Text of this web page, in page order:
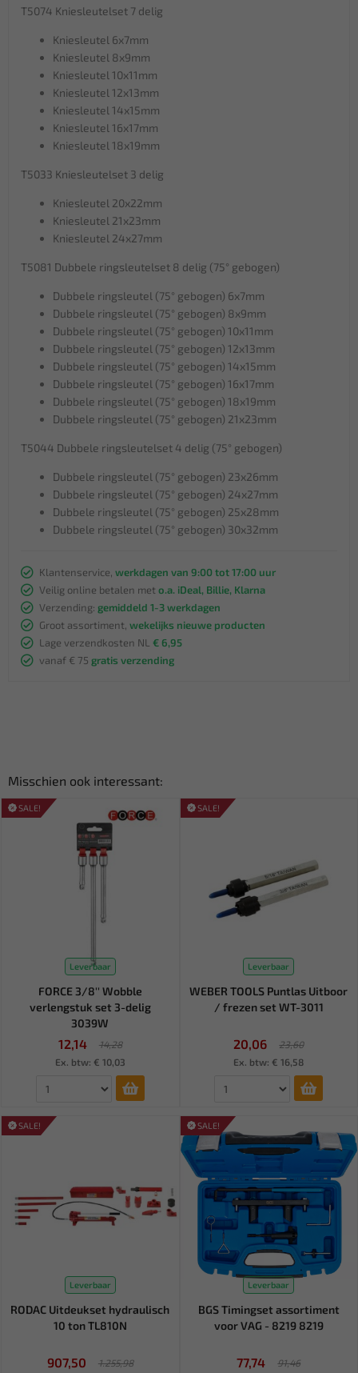
T5074 Kniesleutelset 7 delig
Kniesleutel 6x7mm
Kniesleutel 8x9mm
Kniesleutel 10x11mm
Kniesleutel 12x13mm
Kniesleutel 14x15mm
Kniesleutel 16x17mm
Kniesleutel 18x19mm
T5033 Kniesleutelset 3 delig
Kniesleutel 20x22mm
Kniesleutel 21x23mm
Kniesleutel 24x27mm
T5081 Dubbele ringsleutelset 8 delig (75° gebogen)
Dubbele ringsleutel (75° gebogen) 6x7mm
Dubbele ringsleutel (75° gebogen) 8x9mm
Dubbele ringsleutel (75° gebogen) 10x11mm
Dubbele ringsleutel (75° gebogen) 12x13mm
Dubbele ringsleutel (75° gebogen) 14x15mm
Dubbele ringsleutel (75° gebogen) 16x17mm
Dubbele ringsleutel (75° gebogen) 18x19mm
Dubbele ringsleutel (75° gebogen) 21x23mm
T5044 Dubbele ringsleutelset 4 delig (75° gebogen)
Dubbele ringsleutel (75° gebogen) 23x26mm
Dubbele ringsleutel (75° gebogen) 24x27mm
Dubbele ringsleutel (75° gebogen) 25x28mm
Dubbele ringsleutel (75° gebogen) 30x32mm
Klantenservice, werkdagen van 9:00 tot 17:00 uur
Veilig online betalen met o.a. iDeal, Billie, Klarna
Verzending: gemiddeld 1-3 werkdagen
Groot assortiment, wekelijks nieuwe producten
Lage verzendkosten NL € 6,95
vanaf € 75 gratis verzending
Misschien ook interessant:
SALE!
Leverbaar
FORCE 3/8'' Wobble
verlengstuk set 3-delig
3039W
12,14
14,28
Ex. btw: € 10,03
SALE!
Leverbaar
WEBER TOOLS Puntlas Uitboor
/ frezen set WT-3011
20,06
23,60
Ex. btw: € 16,58
SALE!
Leverbaar
RODAC Uitdeukset hydraulisch
10 ton TL810N
907,50
1.255,98
SALE!
Leverbaar
BGS Timingset assortiment
voor VAG - 8219 8219
77,74
91,46